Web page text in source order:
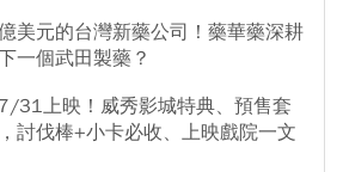
美元的台灣新藥公司！藥華藥深耕
一個武田製藥？
31上映！威秀影城特典、預售套
討伐棒+小卡必收、上映戲院一文